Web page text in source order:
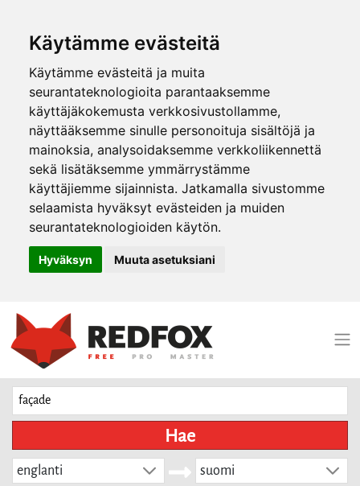
Käytämme evästeitä
Käytämme evästeitä ja muita
seurantateknologioita parantaaksemme
käyttäjäkokemusta verkkosivustollamme,
näyttääksemme sinulle personoituja sisältöjä ja
mainoksia, analysoidaksemme verkkoliikennettä
sekä lisätäksemme ymmärrystämme
käyttäjiemme sijainnista. Jatkamalla sivustomme
selaamista hyväksyt evästeiden ja muiden
seurantateknologioiden käytön.
Hyväksyn Muuta asetuksiani
Hae
englanti suomi